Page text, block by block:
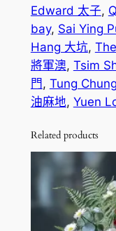
Edward 太子,
bay, Sai Ying
Hang 大坑,
將軍澳, Tsim
門 , Tung
油麻地, Yuen
Related products